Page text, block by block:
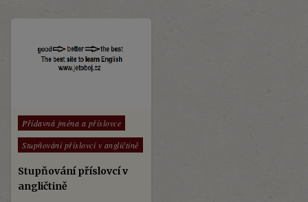
Posted
in
Přídavná jména a příslovce
Stupňování příslovcí v angličtině
Stupňování příslovcí v
angličtině